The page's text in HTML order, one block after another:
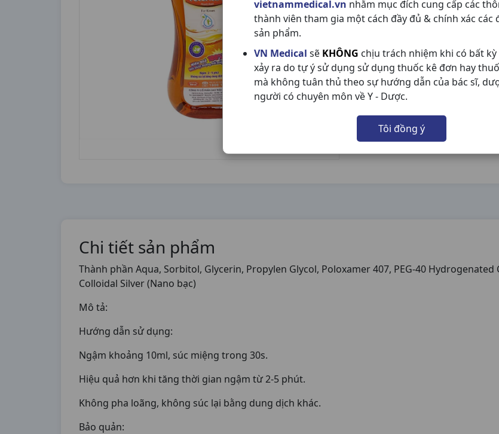
vietnammedical.vn nhằm mục đích cung cấp các
thành viên tham gia một cách đầy đủ & chính xác các
sản phẩm.
VN Medical sẽ KHÔNG chịu trách nhiệm khi có bất
xảy ra do tự ý sử dụng sử dụng thuốc kê đơn hay
mà không tuân thủ theo sự hướng dẫn của bác sĩ,
người có chuyên môn về Y - Dược.
Tôi đồng ý
Chi tiết sản phẩm
Thành phần Aqua, Sorbitol, Glycerin, Propylen Glycol, Poloxamer 407, PEG-40
Colloidal Silver (Nano bạc)
Mô tả:
Hướng dẫn sử dụng:
Ngậm khoảng 10ml, súc miệng trong 30s.
Hiệu quả hơn khi tăng thời gian ngậm từ 2-5 phút.
Không pha loãng, không súc lại bằng dung dịch khác.
Bảo quản: